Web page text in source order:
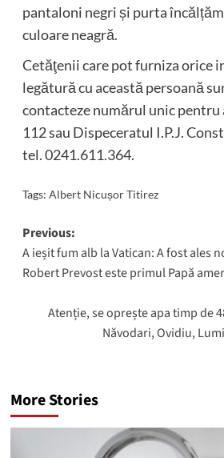
pantaloni negri și purta
culoare neagră.
Cetăţenii care pot furniza orice
legătură cu această persoană
contacteze numărul unic pentru
112 sau Dispeceratul I.P.J.
tel. 0241.611.364.
Tags: Albert Nicușor Titirez
Post
navigation
Previous:
A ieșit fum alb la Vatican: A fost ales
Robert Prevost este primul Papă
Atenție, se oprește apa timp de
Năvodari, Ovidiu,
More Stories